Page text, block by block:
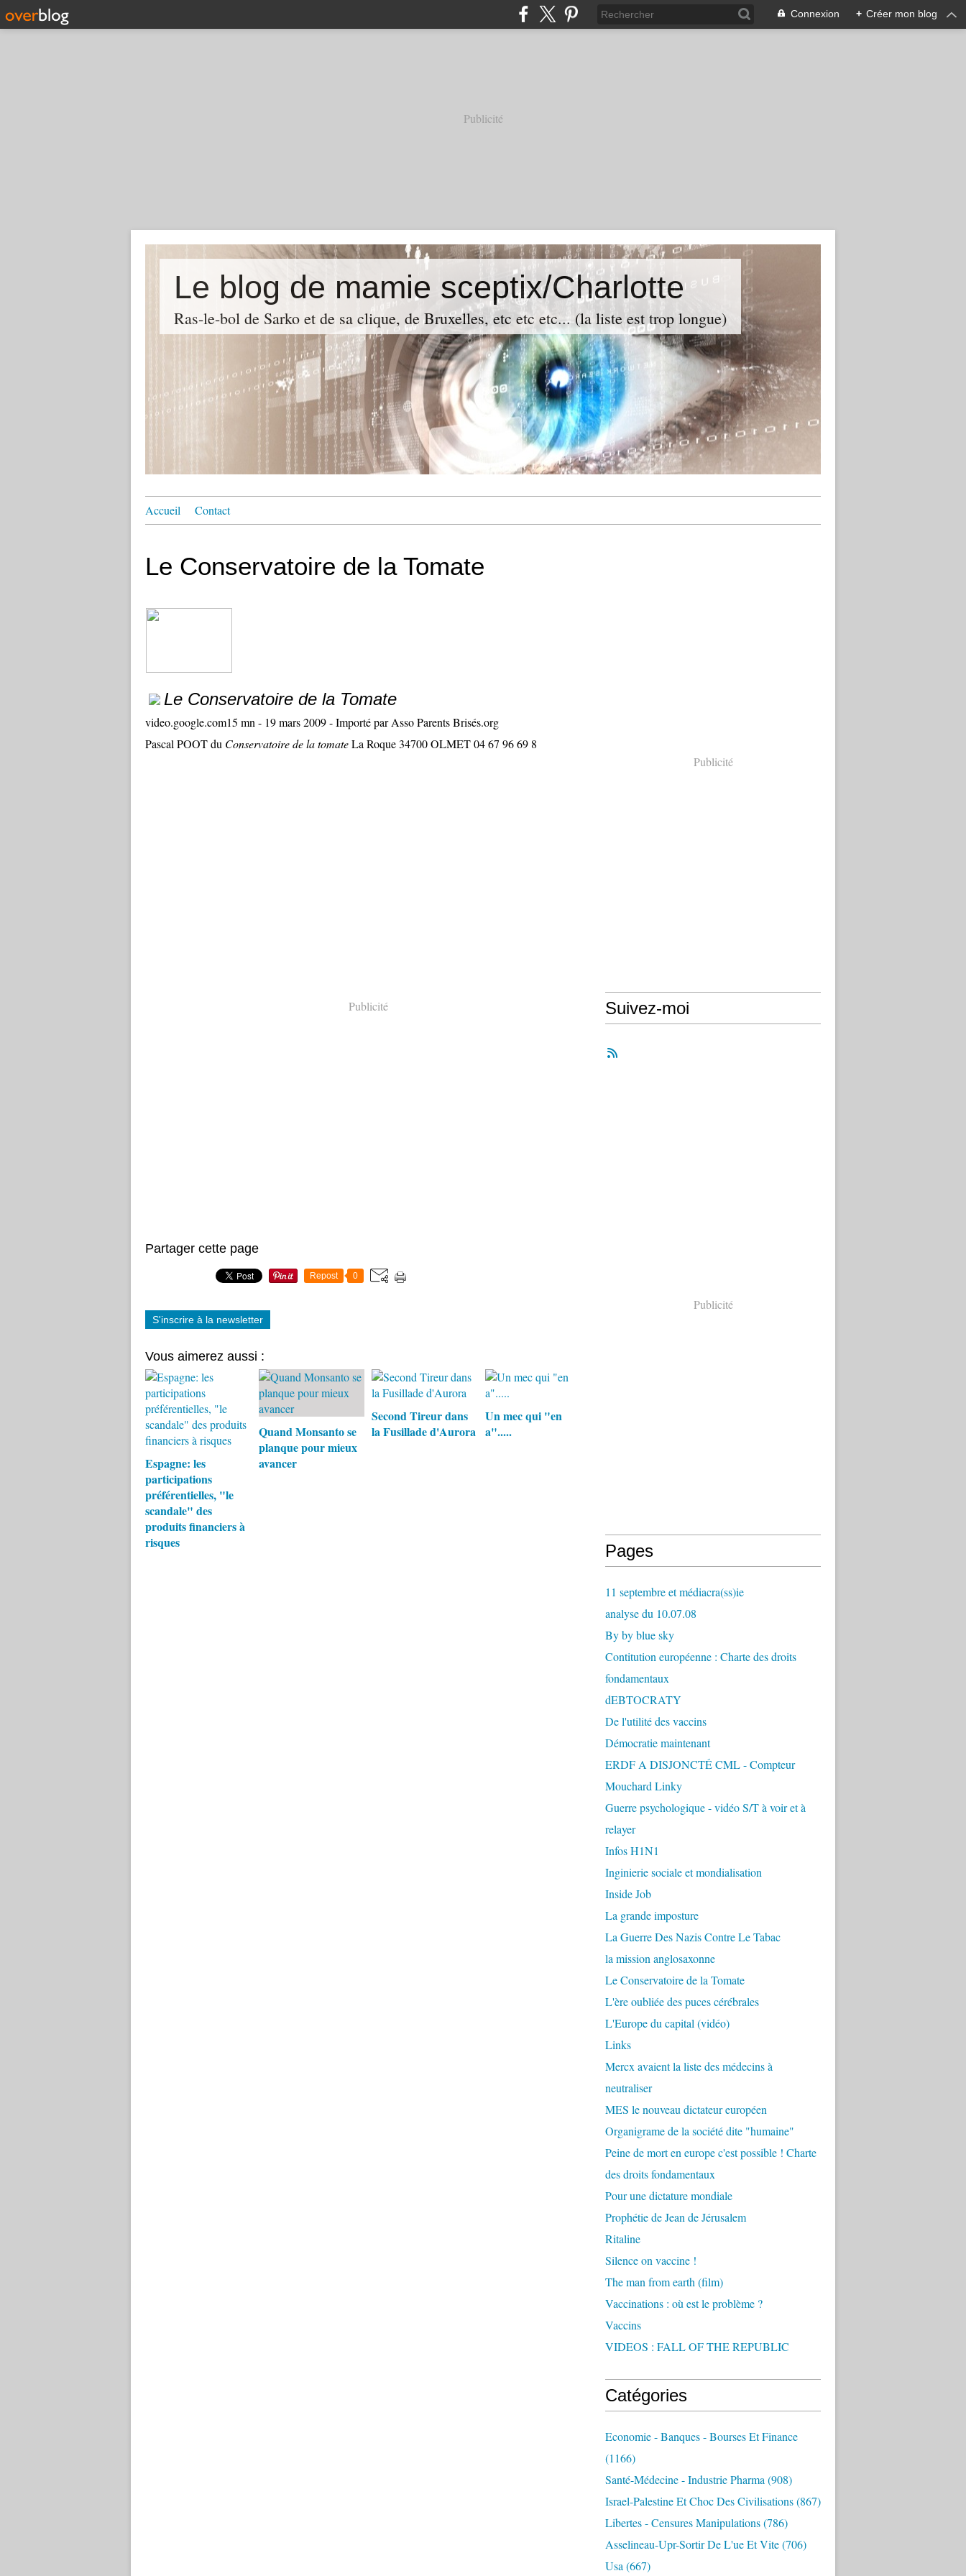
Connexion + Créer mon blog
Publicité
Le blog de mamie sceptix/Charlotte
Ras-le-bol de Sarko et de sa clique, de Bruxelles, etc etc etc... (la liste est trop longue)
Accueil Contact
Le Conservatoire de la Tomate
Le Conservatoire de la Tomate
video.google.com15 mn - 19 mars 2009-Importé par Asso Parents Brisés.org
Pascal POOT du Conservatoire de la tomateLa Roque 34700 OLMET 04 67 96 69 8
Publicité
Partager cette page
Repost 0
S'inscrire à la newsletter
Vous aimerez aussi :
Espagne: les
participations
préférentielles, "le
scandale" des
produits financiers à
risques
Quand Monsanto se
planque pour mieux
avancer
Second Tireur dans
la Fusillade d'Aurora
Un mec qui "en
a".....
Publicité
Suivez-moi
Publicité
Pages
11 septembre et médiacra(ss)ie
analyse du 10.07.08
By by blue sky
Contitution européenne : Charte des droits
fondamentaux
dEBTOCRATY
De l'utilité des vaccins
Démocratie maintenant
ERDF A DISJONCTÉ CML - Compteur
Mouchard Linky
Guerre psychologique - vidéo S/T à voir et à
relayer
Infos H1N1
Inginierie sociale et mondialisation
Inside Job
La grande imposture
La Guerre Des Nazis Contre Le Tabac
la mission anglosaxonne
Le Conservatoire de la Tomate
L'ère oubliée des puces cérébrales
L'Europe du capital (vidéo)
Links
Mercx avaient la liste des médecins à
neutraliser
MES le nouveau dictateur européen
Organigrame de la société dite "humaine"
Peine de mort en europe c'est possible ! Charte
des droits fondamentaux
Pour une dictature mondiale
Prophétie de Jean de Jérusalem
Ritaline
Silence on vaccine !
The man from earth (film)
Vaccinations : où est le problème ?
Vaccins
VIDEOS : FALL OF THE REPUBLIC
Catégories
Economie - Banques - Bourses Et Finance
(1166)
Santé-Médecine - Industrie Pharma (908)
Israel-Palestine Et Choc Des Civilisations(867)
Libertes - Censures Manipulations(786)
Asselineau-Upr-Sortir De L'ue Et Vite(706)
Usa (667)